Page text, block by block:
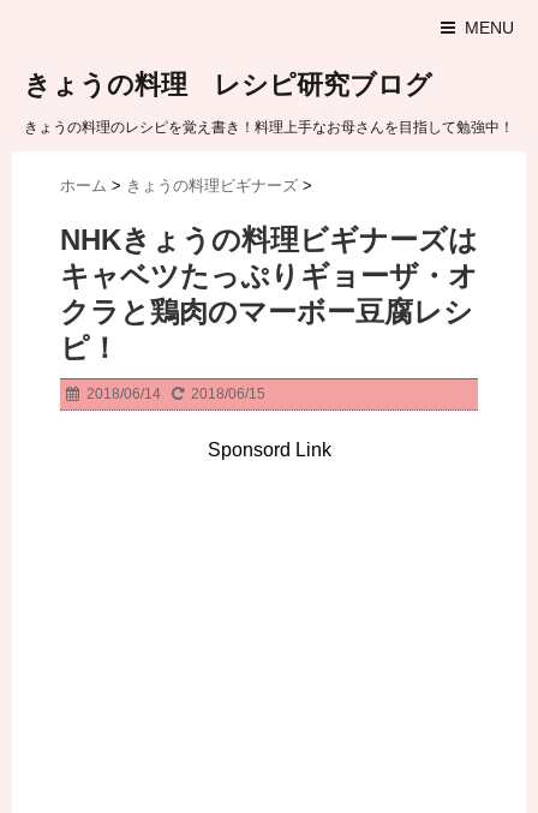
MENU
きょうの料理 レシピ研究ブログ
きょうの料理のレシピを覚え書き！料理上手なお母さんを目指して勉強中！
ホーム > きょうの料理ビギナーズ >
NHKきょうの料理ビギナーズは
キャベツたっぷりギョーザ・オ
クラと鶏肉のマーボー豆腐レシ
ピ！
2018/06/14 2018/06/15
Sponsord Link